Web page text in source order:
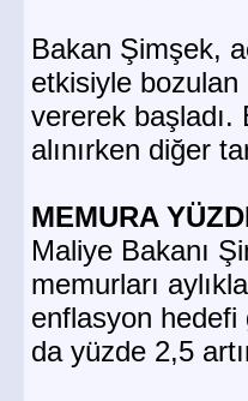
Bakan Şimşek,
etkisiyle bozulan
vererek
alınırken diğer
MEMURA
Maliye Bakanı
memurları
enflasyon
da yüzde 2,5